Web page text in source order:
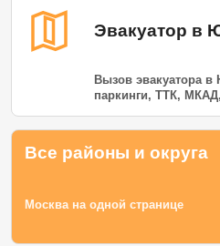
Эвакуатор в
Вызов эвакуатора
паркинги, ТТК,
Все районы и округа
Москва на одной странице